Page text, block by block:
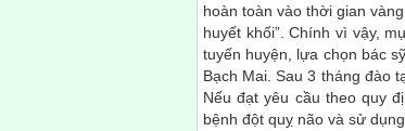
hoàn toàn vào thời gian
huyết khối”. Chính vì vậy,
tuyến huyện, lựa chọn bác
Bạch Mai. Sau 3 tháng đào
Nếu đạt yêu cầu theo quy
bệnh đột quỵ não và sử